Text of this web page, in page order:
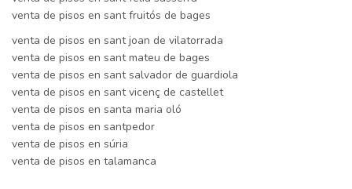
venta de pisos en sant fruitós de bages
venta de pisos en sant joan de vilatorrada
venta de pisos en sant mateu de bages
venta de pisos en sant salvador de guardiola
venta de pisos en sant vicenç de castellet
venta de pisos en santa maria oló
venta de pisos en santpedor
venta de pisos en súria
venta de pisos en talamanca